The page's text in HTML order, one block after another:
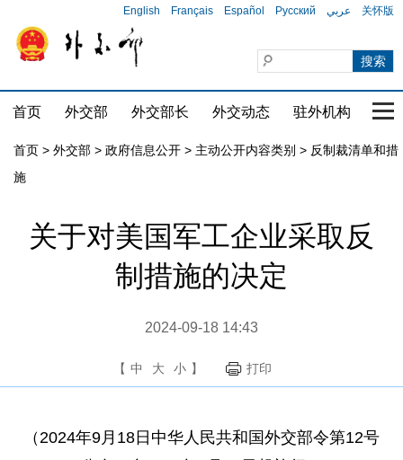
English Français Español Русский عربي 关怀版
首页 外交部 外交部长 外交动态 驻外机构 国
首页 > 外交部 > 政府信息公开 > 主动公开内容类别 > 反制裁清单和措
施
关于对美国军工企业采取反
制措施的决定
2024-09-18 14:43
【 中 大 小 】 打印
（2024年9月18日中华人民共和国外交部令第12号